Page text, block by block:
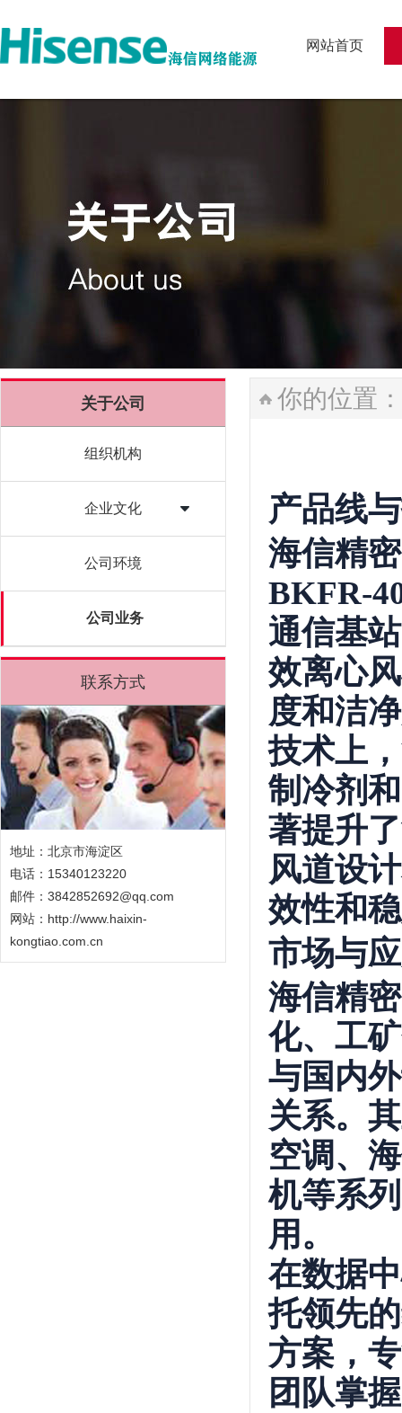
网站首页
关于公司
组织机构
企业文化
公司环境
公司业务
联系方式
地址：北京市海淀区
电话：15340123220
邮件：3842852692@qq.com
网站： http://www.haixin-
kongtiao.com.cn
你的位置：
产品线
海信精
BKFR-
通信基
效离心
度和洁
技术上
制冷剂
著提升
风道设
效性和
市场与
海信精
化、工
与国内
关系。
空调、
机等系
用。
在数据
托领先
方案，
团队掌